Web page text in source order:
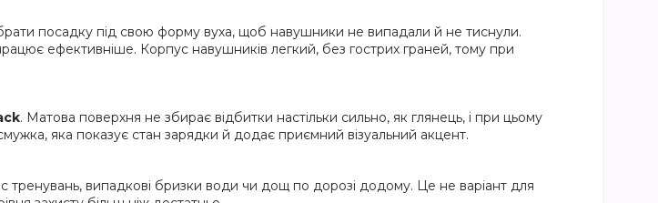
посадку під свою форму вуха, щоб навушники не випадали й не тиснули.
ефективніше. Корпус навушників легкий, без гострих граней, тому при
. Матова поверхня не збирає відбитки настільки сильно, як глянець, і при цьому
яка показує стан зарядки й додає приємний візуальний акцент.
тренувань, випадкові бризки води чи дощ по дорозі додому. Це не варіант для